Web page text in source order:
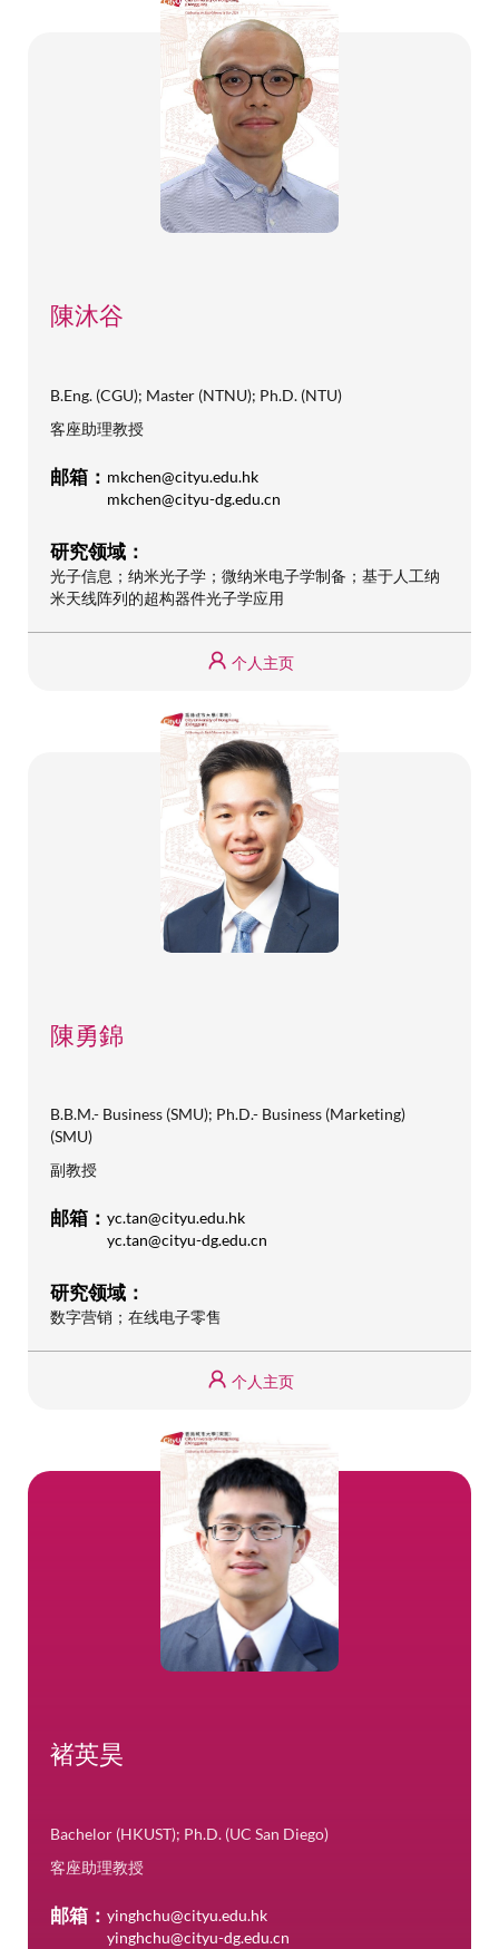
陳沐谷
B.Eng. (CGU); Master (NTNU); Ph.D. (NTU)
客座助理教授
邮箱： mkchen@cityu.edu.hk
mkchen@cityu-dg.edu.cn
研究领域：
光子信息；纳米光子学；微纳米电子学制备；基于人工纳
米天线阵列的超构器件光子学应用
个人主页
陳勇錦
B.B.M.- Business (SMU); Ph.D.- Business (Marketing)
(SMU)
副教授
邮箱： yc.tan@cityu.edu.hk
yc.tan@cityu-dg.edu.cn
研究领域：
数字营销；在线电子零售
个人主页
褚英昊
Bachelor (HKUST); Ph.D. (UC San Diego)
客座助理教授
邮箱： yinghchu@cityu.edu.hk
yinghchu@cityu-dg.edu.cn